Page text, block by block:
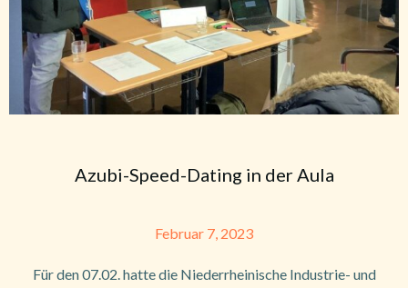
Azubi-Speed-Dating in der Aula
Februar 7, 2023
Für den 07.02. hatte die Niederrheinische Industrie- und